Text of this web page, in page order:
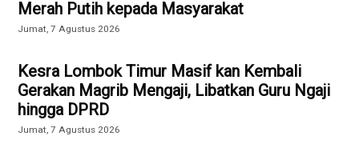
Merah Putih kepada Masyarakat
Jumat, 7 Agustus 2026
Kesra Lombok Timur Masif kan Kembali
Gerakan Magrib Mengaji, Libatkan Guru Ngaji
hingga DPRD
Jumat, 7 Agustus 2026